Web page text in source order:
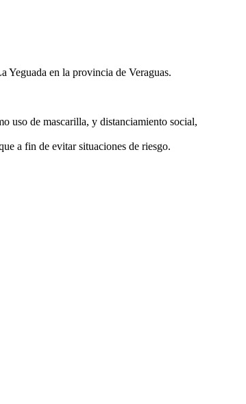
Yeguada en la provincia de Veraguas.
uso de mascarilla, y distanciamiento social,
a fin de evitar situaciones de riesgo.